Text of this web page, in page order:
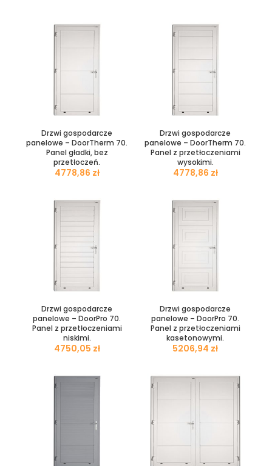
Drzwi gospodarcze
panelowe – DoorTherm 70.
Panel gładki, bez
przetłoczeń.
zł
Drzwi gospodarcze
panelowe – DoorTherm 70.
Panel z przetłoczeniami
wysokimi.
zł
Drzwi gospodarcze
panelowe – DoorPro 70.
Panel z przetłoczeniami
niskimi.
zł
Drzwi gospodarcze
panelowe – DoorPro 70.
Panel z przetłoczeniami
kasetonowymi.
zł